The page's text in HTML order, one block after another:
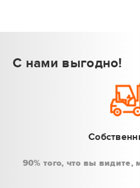
С нами выгодно!
90% того, что вы видите,